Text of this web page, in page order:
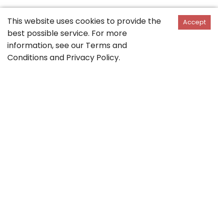
This website uses cookies to provide the
best possible service. For more
information, see our Terms and
Conditions and Privacy Policy.
Accept